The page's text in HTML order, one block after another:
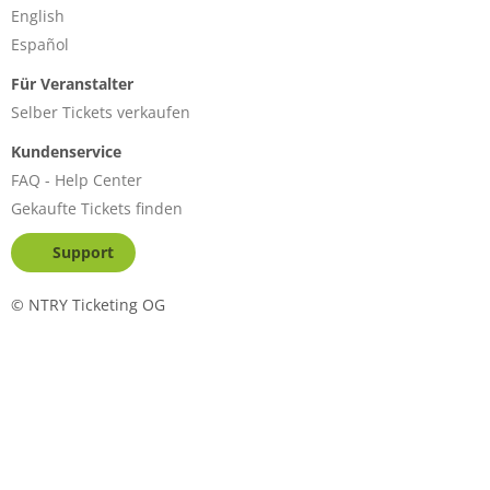
English
Español
Für Veranstalter
Selber Tickets verkaufen
Kundenservice
FAQ - Help Center
Gekaufte Tickets finden
Support
© NTRY Ticketing OG